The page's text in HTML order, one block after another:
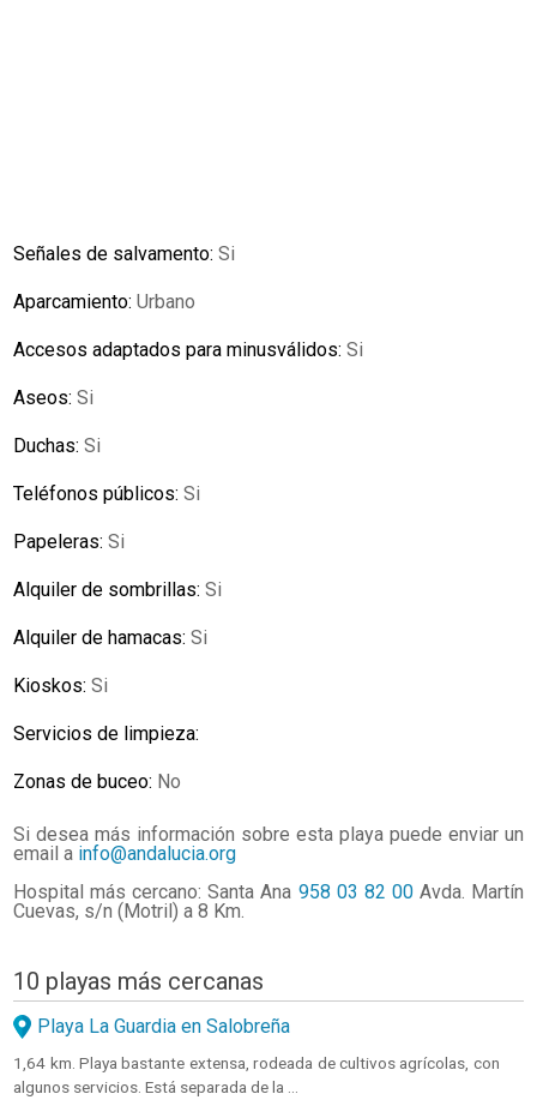
Señales de salvamento:Si
Aparcamiento:Urbano
Accesos adaptados para minusválidos:Si
Aseos:Si
Duchas:Si
Teléfonos públicos:Si
Papeleras:Si
Alquiler de sombrillas:Si
Alquiler de hamacas:Si
Kioskos:Si
Servicios de limpieza:
Zonas de buceo: No
Si desea más información sobre esta playa puede enviar un
email a info@andalucia.org
Hospital más cercano: Santa Ana 958 03 82 00Avda. Martín
Cuevas, s/n (Motril) a 8 Km.
10 playas más cercanas
Playa La Guardia en Salobreña
1,64 km. Playa bastante extensa, rodeada de cultivos agrícolas, con
algunos servicios. Está separada de la ...